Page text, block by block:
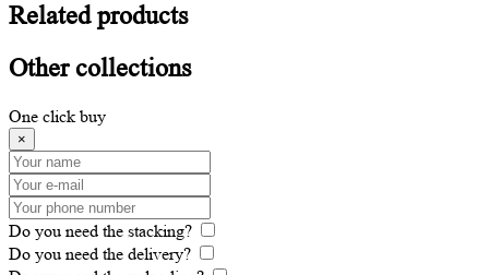
Relatedproducts
Othercollections
One click buy
×
Do you need the stacking?
Do you need the delivery?